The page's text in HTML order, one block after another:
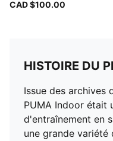
CAD $100.00
HISTOIRE DU
Issue des archives
PUMA Indoor était
d'entraînement en
une grande variété